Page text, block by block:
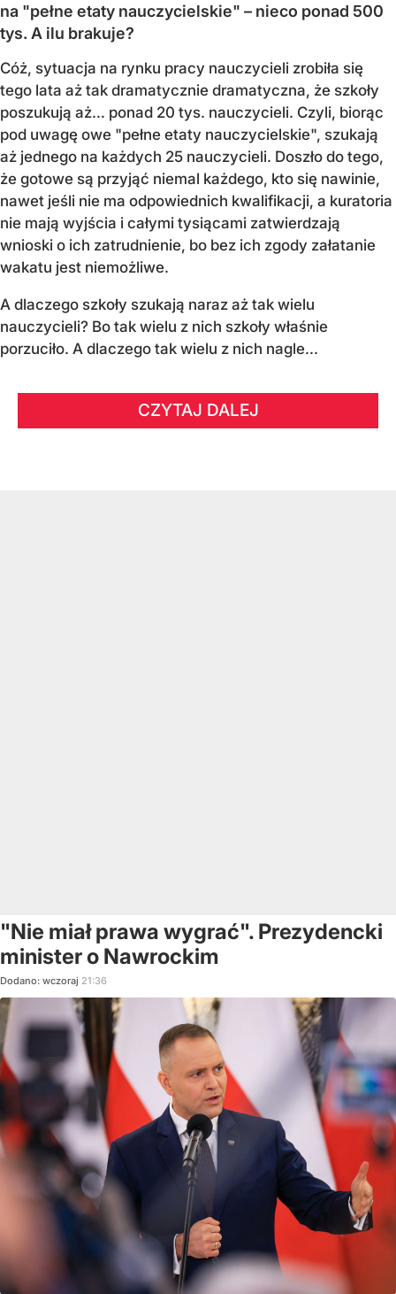
na "pełne etaty nauczycielskie" – nieco ponad 500
tys. A ilu brakuje?
Cóż, sytuacja na rynku pracy nauczycieli zrobiła się
tego lata aż tak dramatycznie dramatyczna, że szkoły
poszukują aż… ponad 20 tys. nauczycieli. Czyli, biorąc
pod uwagę owe "pełne etaty nauczycielskie", szukają
aż jednego na każdych 25 nauczycieli. Doszło do tego,
że gotowe są przyjąć niemal każdego, kto się nawinie,
nawet jeśli nie ma odpowiednich kwalifikacji, a kuratoria
nie mają wyjścia i całymi tysiącami zatwierdzają
wnioski o ich zatrudnienie, bo bez ich zgody załatanie
wakatu jest niemożliwe.
A dlaczego szkoły szukają naraz aż tak wielu
nauczycieli? Bo tak wielu z nich szkoły właśnie
porzuciło. A dlaczego tak wielu z nich nagle...
CZYTAJ DALEJ
"Nie miał prawa wygrać". Prezydencki
minister o Nawrockim
Dodano: wczoraj 21:36